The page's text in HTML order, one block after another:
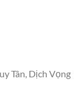
Tân, Dịch Vọng